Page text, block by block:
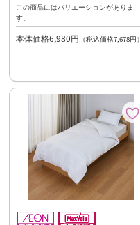
この商品にはバリエーションがありま
す。
本体価格6,980円 （税込価格7,678円）